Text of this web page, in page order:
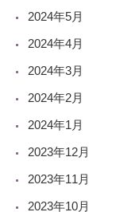
2024年5月
2024年4月
2024年3月
2024年2月
2024年1月
2023年12月
2023年11月
2023年10月